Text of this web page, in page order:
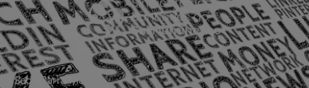
Sede Barra Mansa